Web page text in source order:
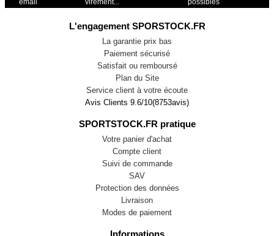
email
virement...
possibles
L'engagement SPORSTOCK.FR
La garantie prix bas
Paiement sécurisé
Satisfait ou remboursé
Plan du Site
Service client à votre écoute
Avis Clients 9.6/10(8753avis)
SPORTSTOCK.FR pratique
Votre panier d'achat
Compte client
Suivi de commande
SAV
Protection des données
Livraison
Modes de paiement
Informations